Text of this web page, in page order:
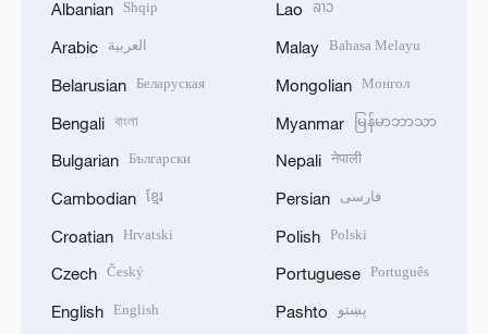
Albanian Shqip
Arabic العربية
Belarusian Беларуская
Bengali বাংলা
Bulgarian Български
Cambodian ខ្មែរ
Croatian Hrvatski
Czech Český
English English
Lao ລາວ
Malay Bahasa Melayu
Mongolian Монгол
Myanmar မြန်မာဘာသာ
Nepali नेपाली
Persian فارسی
Polish Polski
Portuguese Português
Pashto پښتو